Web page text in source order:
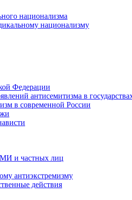
национализма
национализму
Федерации
антисемитизма в
в современной России
и частных лиц
антиэкстремизму
действия